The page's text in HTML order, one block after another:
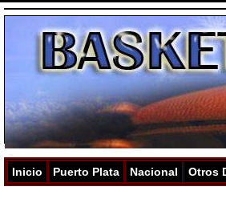
Inicio Puerto Plata Nacional Otros